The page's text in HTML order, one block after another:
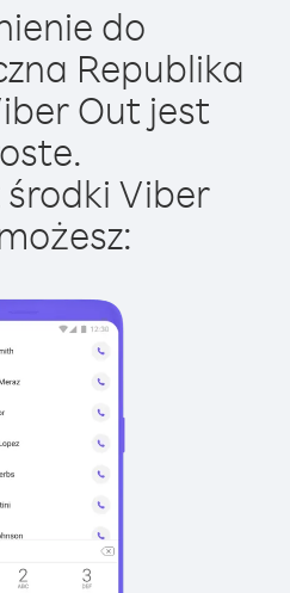
do
Republika
Out jest
środki Viber